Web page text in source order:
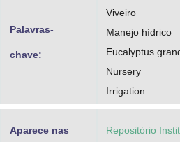
Palavras-
chave:
Viveiro
Manejo hídrico
Eucalyptus
Nursery
Irrigation
Aparece nas Repositório